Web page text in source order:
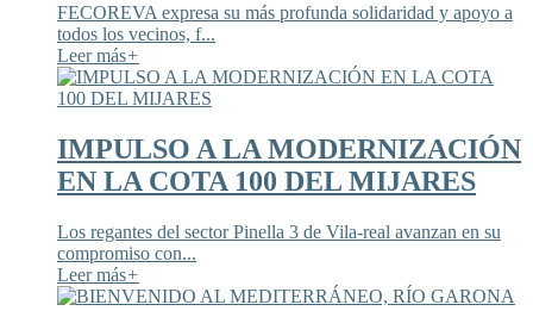
FECOREVA expresa su más profunda solidaridad y apoyo a
todos los vecinos, f...
Leer más+
IMPULSO A LA MODERNIZACIÓN
EN LA COTA 100 DEL MIJARES
Los regantes del sector Pinella 3 de Vila-real avanzan en su
compromiso con...
Leer más+